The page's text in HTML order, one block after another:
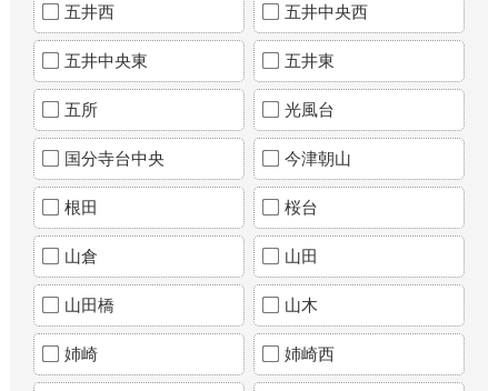
五井西 五井中央西
五井中央東 五井東
五所 光風台
国分寺台中央 今津朝山
根田 桜台
山倉 山田
山田橋 山木
姉崎 姉崎西